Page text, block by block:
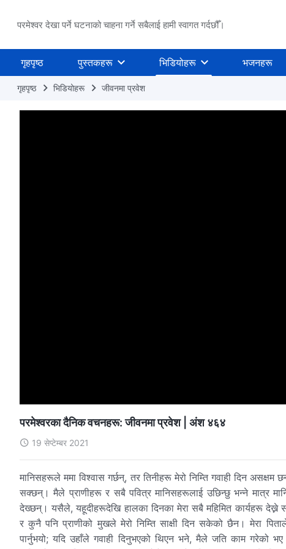
परमेश्वर देखा पर्ने घटनाको चाहना गर्ने सबैलाई हामी स्वागत गर्दछौँ।
गृहपृष्ठ पुस्तकहरू भिडियोहरू भजनहरू
गृहपृष्ठ भिडियोहरू जीवनमा प्रवेश
परमेश्‍वरका दैनिक वचनहरू: जीवनमा प्रवेश | अंश ४६४
19 सेप्टेम्बर 2021
मानिसहरूले ममा विश्‍वास गर्छन्, तर तिनीहरू मेरो निम्ति गवाही दिन
सक्छन्। मैले प्राणीहरू र सबै पवित्र मानिसहरूलाई उछिन्छु भन्ने मात्र
देख्छन्। यसैले, यहूदीहरूदेखि हालका दिनका मेरा सबै महिमित कार्यहरू
र कुनै पनि प्राणीको मुखले मेरो निम्ति साक्षी दिन सकेको छैन। मेरा
पार्नुभयो; यदि उहाँले गवाही दिनुभएको थिएन भने, मैले जति काम गरेको